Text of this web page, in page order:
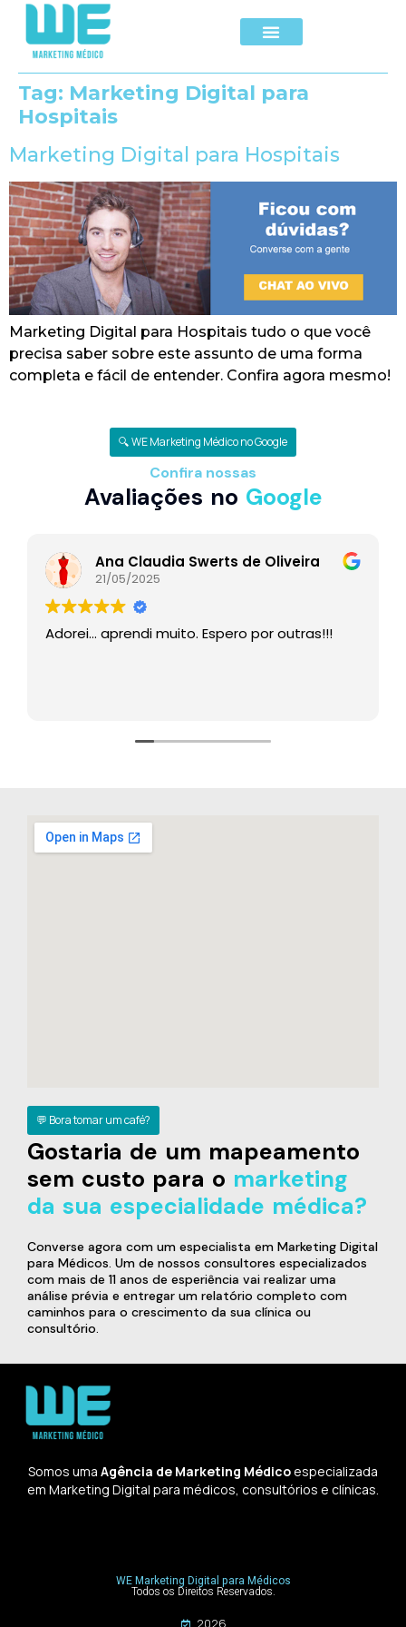
Tag: Marketing Digital para
Hospitais
Marketing Digital para Hospitais
Marketing Digital para Hospitais tudo o que você
precisa saber sobre este assunto de uma forma
completa e fácil de entender. Confira agora mesmo!
🔍 WE Marketing Médico no Google
Confira nossas
Avaliações no Google
Ana Claudia Swerts de Oliveira
21/05/2025
Adorei… aprendi muito. Espero por outras!!!
💬 Bora tomar um café?
Gostaria de um mapeamento
sem custo para o marketing
da sua especialidade médica?
Converse agora com um especialista em Marketing Digital
para Médicos. Um de nossos consultores especializados
com mais de 11 anos de esperiência vai realizar uma
análise prévia e entregar um relatório completo com
caminhos para o crescimento da sua clínica ou
consultório.
Somos uma Agência de Marketing Médicoespecializada
em Marketing Digital para médicos, consultórios e clínicas.
WE Marketing Digital para Médicos
Todos os Direitos Reservados.
2026